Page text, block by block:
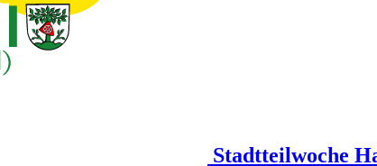
Stadtteilwoche